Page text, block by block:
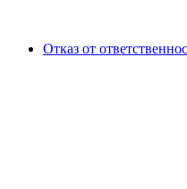
Отказ от